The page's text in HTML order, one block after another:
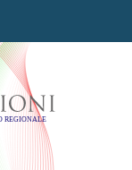
-